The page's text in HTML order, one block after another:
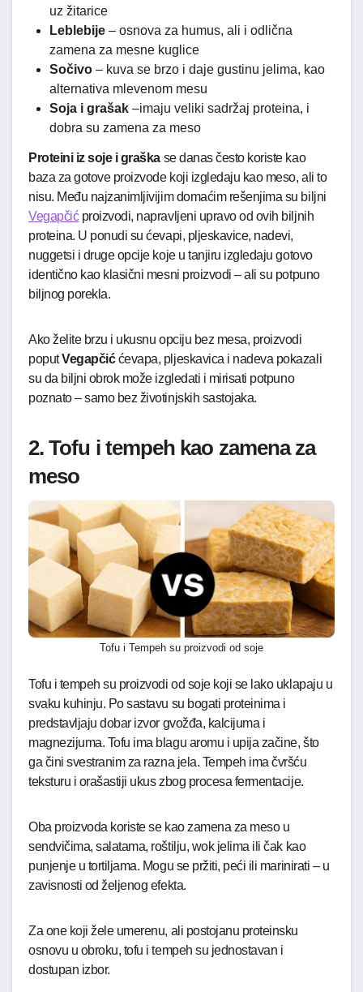
uz žitarice
Leblebije– osnova za humus, ali i odlična
zamena za mesne kuglice
Sočivo– kuva se brzo i daje gustinu jelima, kao
alternativa mlevenom mesu
Soja i grašak–imaju veliki sadržaj proteina, i
dobra su zamena za meso
Proteini iz soje i graška se danas često koriste kao
baza za gotove proizvode koji izgledaju kao meso, ali to
nisu. Među najzanimljivijim domaćim rešenjima su biljni
Vegapčićproizvodi, napravljeni upravo od ovih biljnih
proteina. U ponudi su ćevapi, pljeskavice, nadevi,
nuggetsi i druge opcije koje u tanjiru izgledaju gotovo
identično kao klasični mesni proizvodi – ali su potpuno
biljnog porekla.
Ako želite brzu i ukusnu opciju bez mesa, proizvodi
poputVegapčiććevapa, pljeskavica i nadeva pokazali
su da biljni obrok može izgledati i mirisati potpuno
poznato – samo bez životinjskih sastojaka.
2. Tofu i tempeh kao zamena za
meso
Tofu i Tempeh su proizvodi od soje
Tofu i tempeh su proizvodi od soje koji se lako uklapaju u
svaku kuhinju. Po sastavu su bogati proteinima i
predstavljaju dobar izvor gvožđa, kalcijuma i
magnezijuma. Tofu ima blagu aromu i upija začine, što
ga čini svestranim za razna jela. Tempeh ima čvršću
teksturu i orašastiji ukus zbog procesa fermentacije.
Oba proizvoda koriste se kao zamena za meso u
sendvičima, salatama, roštilju, wok jelima ili čak kao
punjenje u tortiljama. Mogu se pržiti, peći ili marinirati – u
zavisnosti od željenog efekta.
Za one koji žele umerenu, ali postojanu proteinsku
osnovu u obroku, tofu i tempeh su jednostavan i
dostupan izbor.